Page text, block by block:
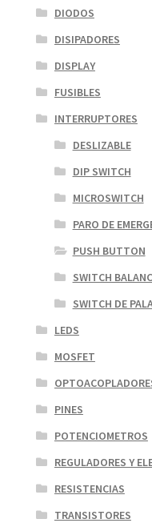
DIODOS
DISIPADORES
DISPLAY
FUSIBLES
INTERRUPTORES
DESLIZABLE
DIP SWITCH
MICROSWITCH
PARO DE
PUSH BUTTON
SWITCH
SWITCH DE
LEDS
MOSFET
PINES
POTENCIOMETROS
REGULADORES Y
RESISTENCIAS
TRANSISTORES